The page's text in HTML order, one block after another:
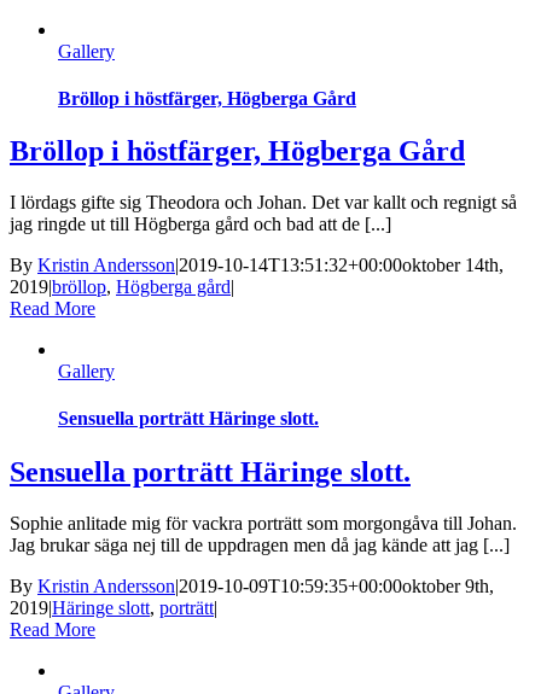
Gallery
Bröllop i höstfärger, Högberga Gård
Bröllop i höstfärger, Högberga Gård
I lördags gifte sig Theodora och Johan. Det var kallt och regnigt så
jag ringde ut till Högberga gård och bad att de [...]
By Kristin Andersson|2019-10-14T13:51:32+00:00oktober 14th,
2019|bröllop, Högberga gård|
Read More
Gallery
Sensuella porträtt Häringe slott.
Sensuella porträtt Häringe slott.
Sophie anlitade mig för vackra porträtt som morgongåva till Johan.
Jag brukar säga nej till de uppdragen men då jag kände att jag [...]
By Kristin Andersson|2019-10-09T10:59:35+00:00oktober 9th,
2019|Häringe slott, porträtt|
Read More